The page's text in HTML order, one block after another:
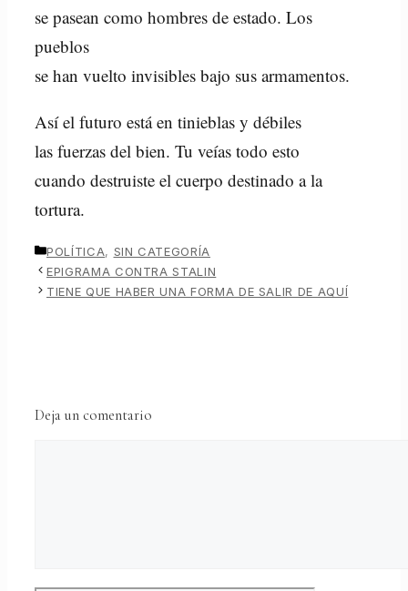
se pasean como hombres de estado. Los
pueblos
se han vuelto invisibles bajo sus armamentos.
Así el futuro está en tinieblas y débiles
las fuerzas del bien. Tu veías todo esto
cuando destruiste el cuerpo destinado a la
tortura.
CATEGORÍAS
POLÍTICA, SIN CATEGORÍA
EPIGRAMA CONTRA STALIN
TIENE QUE HABER UNA FORMA DE SALIR DE AQUÍ
Deja un comentario